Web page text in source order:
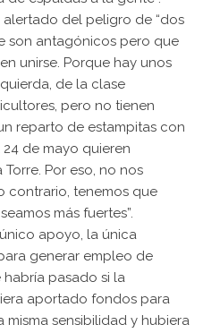
alertado del peligro de “dos
son antagónicos pero que
unirse. Porque hay unos
de la clase
pero no tienen
reparto de estampitas con
de mayo quieren
Por eso, no nos
contrario, tenemos que
más fuertes”.
apoyo, la única
generar empleo de
habría pasado si la
aportado fondos para
misma sensibilidad y hubiera